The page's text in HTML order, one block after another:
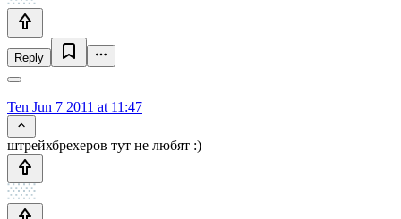
Reply
Ten Jun 7 2011 at 11:47
штрейхбрехеров тут не любят :)